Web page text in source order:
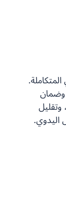
وضمان
وتقليل
اليدوي.